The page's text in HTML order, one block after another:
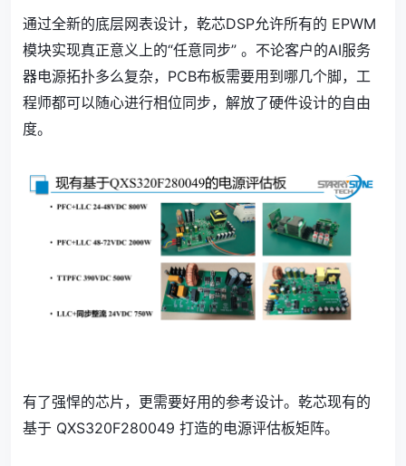
通过全新的底层网表设计，乾芯DSP允许所有的 EPWM
模块实现真正意义上的“任意同步” 。不论客户的AI服务
器电源拓扑多么复杂，PCB布板需要用到哪几个脚，工
程师都可以随心进行相位同步，解放了硬件设计的自由
度。
有了强悍的芯片，更需要好用的参考设计。乾芯现有的
基于 QXS320F280049 打造的电源评估板矩阵。